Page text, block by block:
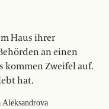
Haus ihrer
an einen
kommen Zweifel auf.
hat.
Aleksandrova